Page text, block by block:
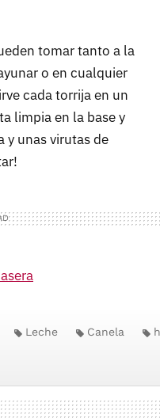
tomar tanto a la
o en cualquier
cada torrija en un
limpia en la base y
y unas virutas de
Leche Canela